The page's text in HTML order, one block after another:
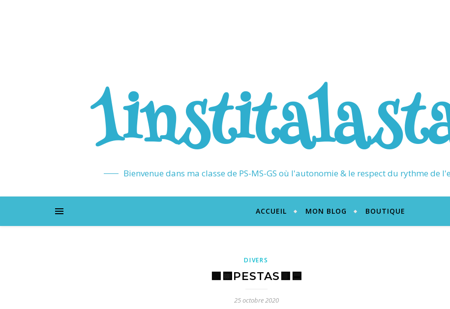
Bienvenue dans ma classe de PS-MS-GS où l'autonomie & le respect du rythme de
ACCUEIL MON BLOG BOUTIQUE
DIVERS
🟩🟨PESTAS🟥🟦
25 octobre 2020